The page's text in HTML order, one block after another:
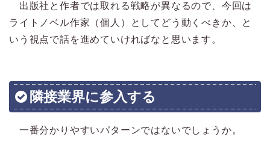
出版社と作者では取れる戦略が異なるので、今回は
ライトノベル作家（個人）としてどう動くべきか、と
いう視点で話を進めていければなと思います。
隣接業界に参入する
一番分かりやすいパターンではないでしょうか。